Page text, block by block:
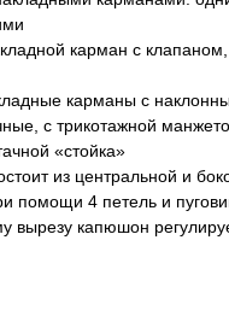
карман с
карманы с
с трикотажной
«стойка»
из центральной и
помощи 4 петель и
вырезу капюшон